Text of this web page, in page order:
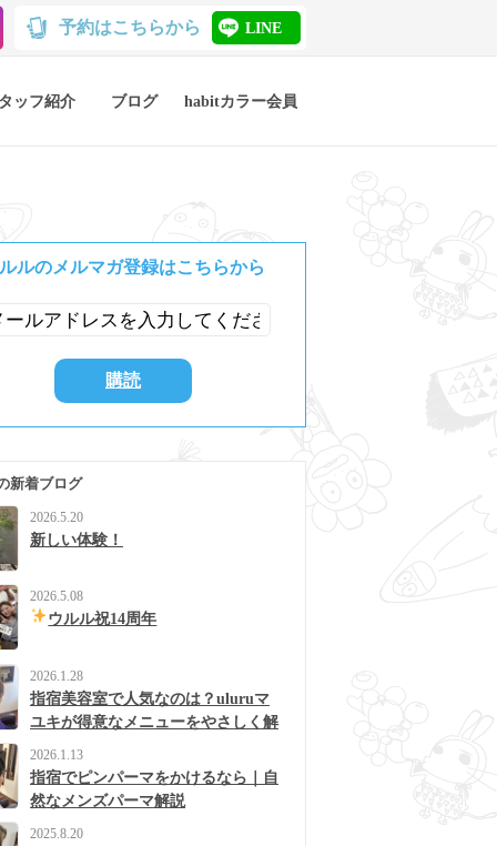
予約はこちらから LINE
ッフ紹介 ブログ habitカラー会員
ルのメルマガ登録はこちらから
新着ブログ
2026.5.20
新しい体験！
2026.5.08
ウルル祝14周年
2026.1.28
指宿美容室で人気なのは？uluruマ
ユキが得意なメニューをやさしく解
2026.1.13
指宿でピンパーマをかけるなら｜自
然なメンズパーマ解説
2025.8.20